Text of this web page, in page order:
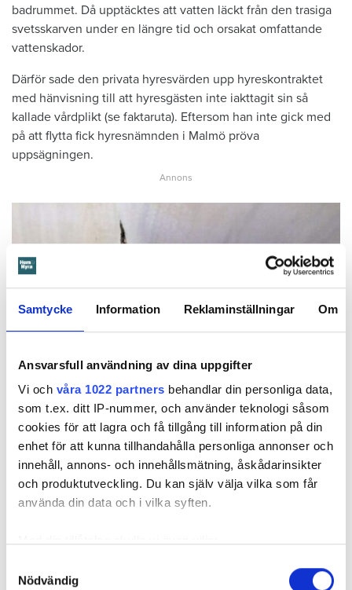
Samtycke Information Reklaminställningar Om
Ansvarsfull användning av dina uppgifter
Vi och våra 1022 partners behandlar din personliga data,
som t.ex. ditt IP-nummer, och använder teknologi såsom
cookies för att lagra och få tillgång till information på din
enhet för att kunna tillhandahålla personliga annonser och
innehåll, annons- och innehållsmätning, åskådarinsikter
och produktutveckling. Du kan själv välja vilka som får
använda din data och i vilka syften.
som kan ha en noggrannhet på upp till flera meter
Nödvändig
badrummet. Då upptäcktes att vatten läckt från den trasiga
svetsskarven under en längre tid och orsakat omfattande
vattenskador.
Därför sade den privata hyresvärden upp hyreskontraktet
med hänvisning till att hyresgästen inte iakttagit sin så
kallade vårdplikt (se faktaruta). Eftersom han inte gick med
på att flytta fick hyresnämnden i Malmö pröva
uppsägningen.
Foto: Hyresnämnden
Foto: Hyresnämnden
Hyresgästen borde ha upptäckt och larmat om glipan i duschväggen, menar
domstolarna.
Hyresgästen själv menar att hyresvärden under hela den tid
han bott där varken gjort några inspektioner eller något
underhåll av badrummet, och att det är anledningen till att
sprickan har kunnat uppstå. Sprickan var heller inte så lätt